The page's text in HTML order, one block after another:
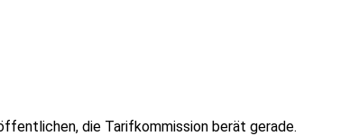
die Tarifkommission berät gerade.